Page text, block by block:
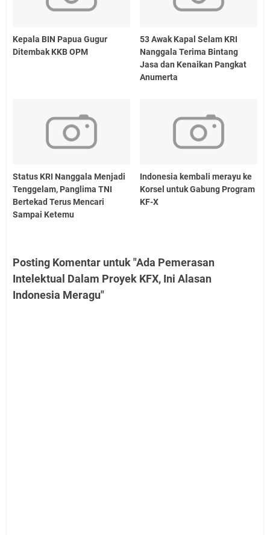
Kepala BIN Papua Gugur
Ditembak KKB OPM
53 Awak Kapal Selam KRI
Nanggala Terima Bintang
Jasa dan Kenaikan Pangkat
Anumerta
Status KRI Nanggala Menjadi
Tenggelam, Panglima TNI
Bertekad Terus Mencari
Sampai Ketemu
Indonesia kembali merayu ke
Korsel untuk Gabung Program
KF-X
Posting Komentar untuk "Ada Pemerasan
Intelektual Dalam Proyek KFX, Ini Alasan
Indonesia Meragu"